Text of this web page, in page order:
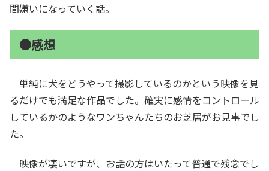
間嫌いになっていく話。
●感想
単純に犬をどうやって撮影しているのかという映像を見
るだけでも満足な作品でした。確実に感情をコントロール
しているかのようなワンちゃんたちのお芝居がお見事でし
た。
映像が凄いですが、お話の方はいたって普通で残念でし